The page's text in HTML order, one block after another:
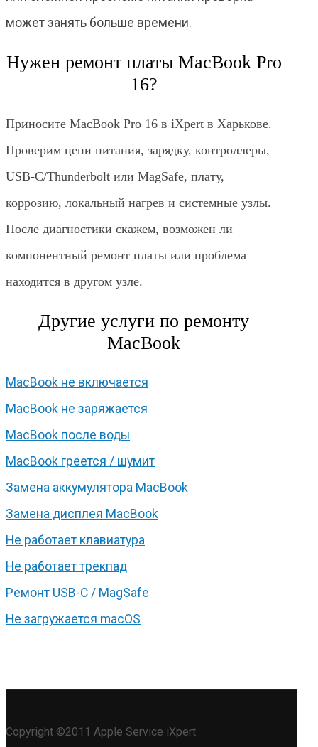
может занять больше времени.
Нужен ремонт платы MacBook Pro
16?
Приносите MacBook Pro 16 в iXpert в Харькове.
Проверим цепи питания, зарядку, контроллеры,
USB-C/Thunderbolt или MagSafe, плату,
коррозию, локальный нагрев и системные узлы.
После диагностики скажем, возможен ли
компонентный ремонт платы или проблема
находится в другом узле.
Другие услуги по ремонту
MacBook
MacBook не включается
MacBook не заряжается
MacBook после воды
MacBook греется / шумит
Замена аккумулятора MacBook
Замена дисплея MacBook
Не работает клавиатура
Не работает трекпад
Ремонт USB-C / MagSafe
Не загружается macOS
Copyright ©2011 Apple Service iXpert